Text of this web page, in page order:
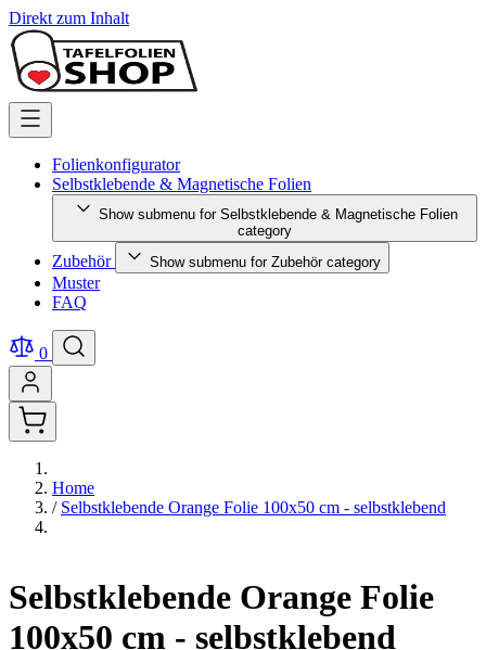
Direkt zum Inhalt
Folienkonfigurator
Selbstklebende & Magnetische Folien
Show submenu for Selbstklebende & Magnetische Folien
category
Zubehör Show submenu for Zubehör category
Muster
FAQ
0
Home
/ Selbstklebende Orange Folie 100x50 cm - selbstklebend
Selbstklebende Orange Folie
100x50 cm - selbstklebend